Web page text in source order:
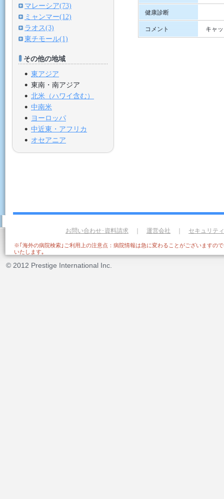
健康診断
コメント キャ
マレーシア(73)
ミャンマー(12)
ラオス(3)
東チモール(1)
その他の地域
東アジア
東南・南アジア
北米（ハワイ含む）
中南米
ヨーロッパ
中近東・アフリカ
オセアニア
※｢海外の病院検索｣ご利用上の注意点：病院情報は急に変わることがございますの
いたします｡
お問い合わせ･資料請求 運営会社 セキュリテ
© 2012 Prestige International Inc.